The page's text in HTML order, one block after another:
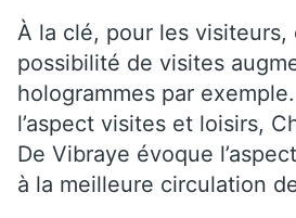
À la clé, pour les visiteurs,
possibilité de visites
hologrammes par
l’aspect visites et loisirs,
De Vibraye évoque
à la meilleure circulation